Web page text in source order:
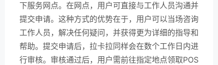
下服务网点。在网点，用户可直接与工作人员沟通并
提交申请。这种方式的优势在于，用户可以当场咨询
工作人员，解决任何疑问，并获得更为详细的指导和
帮助。提交申请后，拉卡拉同样会在数个工作日内进
行审核。审核通过后，用户需前往指定地点领取POS